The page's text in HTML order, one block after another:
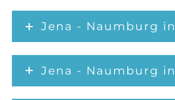
Jena - Naumburg
Jena - Naumburg